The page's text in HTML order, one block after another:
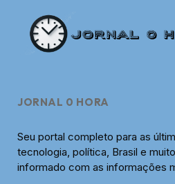
JORNAL 0 HORA
Seu portal completo para as
tecnologia, política, Brasil e
informado com as informações